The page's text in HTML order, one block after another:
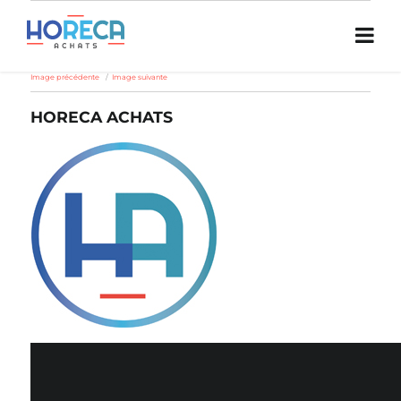
Image précédente Image suivante
HORECA ACHATS